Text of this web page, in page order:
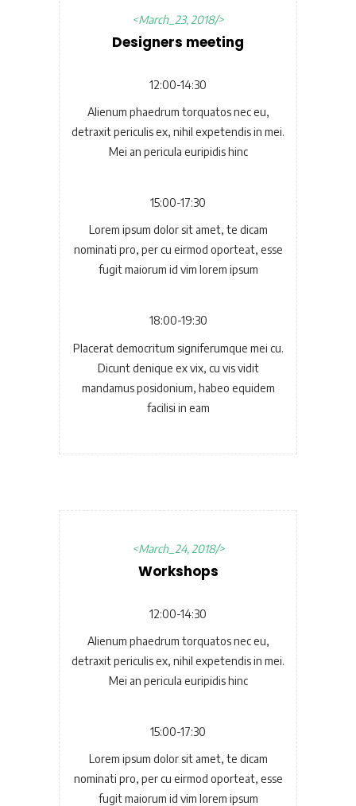
March_23, 2018
Designers meeting
12:00-14:30
Alienum phaedrum torquatos nec eu,
detraxit periculis ex, nihil expetendis in mei.
Mei an pericula euripidis hinc
15:00-17:30
Lorem ipsum dolor sit amet, te dicam
nominati pro, per cu eirmod oporteat, esse
fugit maiorum id vim lorem ipsum
18:00-19:30
Placerat democritum signiferumque mei cu.
Dicunt denique ex vix, cu vis vidit
mandamus posidonium, habeo equidem
facilisi in eam
March_24, 2018
Workshops
12:00-14:30
Alienum phaedrum torquatos nec eu,
detraxit periculis ex, nihil expetendis in mei.
Mei an pericula euripidis hinc
15:00-17:30
Lorem ipsum dolor sit amet, te dicam
nominati pro, per cu eirmod oporteat, esse
fugit maiorum id vim lorem ipsum